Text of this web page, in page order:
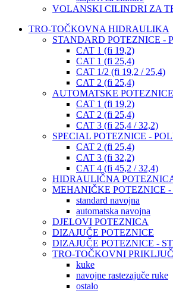
VOLANSKI CILINDRI ZA
TRO-TOČKOVNA HIDRAULIKA
STANDARD POTEZNICE -
CAT 1 (fi 19,2)
CAT 1 (fi 25,4)
CAT 1/2 (fi 19,2 / 25,4)
CAT 2 (fi 25,4)
AUTOMATSKE
CAT 1 (fi 19,2)
CAT 2 (fi 25,4)
CAT 3 (fi 25,4 / 32,2)
SPECIAL POTEZNICE -
CAT 2 (fi 25,4)
CAT 3 (fi 32,2)
CAT 4 (fi 45,2 / 32,4)
HIDRAULIČNA
MEHANIČKE POTEZNICE -
standard navojna
automatska navojna
DJELOVI POTEZNICA
DIZAJUČE POTEZNICE
DIZAJUČE POTEZNICE -
TRO-TOČKOVNI
kuke
navojne rastezajuče ruke
ostalo